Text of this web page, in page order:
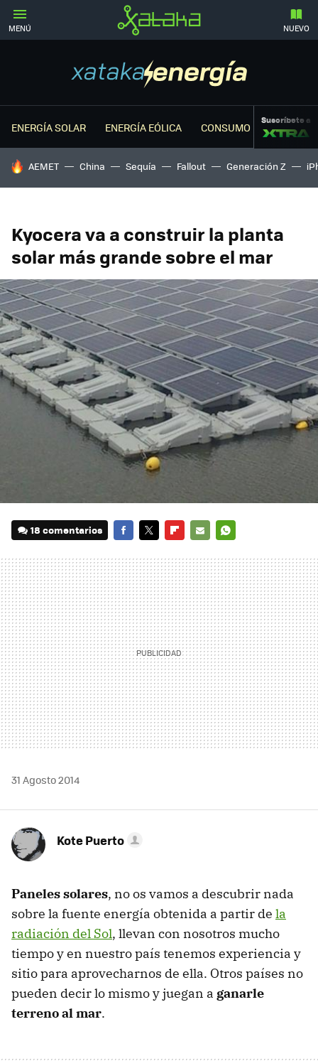
MENÚ NUEVO
ENERGÍA SOLAR ENERGÍA EÓLICA CONSUMO ENERGÉTICO
Suscríbete a
HOY SE HABLA DE
AEMET China Sequía Fallout Generación Z
Kyocera va a construir la planta
solar más grande sobre el mar
18 comentarios
MAIL
31 Agosto 2014
Kote Puerto
Paneles solares, no os vamos a descubrir nada
sobre la fuente energía obtenida a partir de la
radiación del Sol, llevan con nosotros mucho
tiempo y en nuestro país tenemos experiencia y
sitio para aprovecharnos de ella. Otros países no
pueden decir lo mismo y juegan a ganarle
terreno al mar.